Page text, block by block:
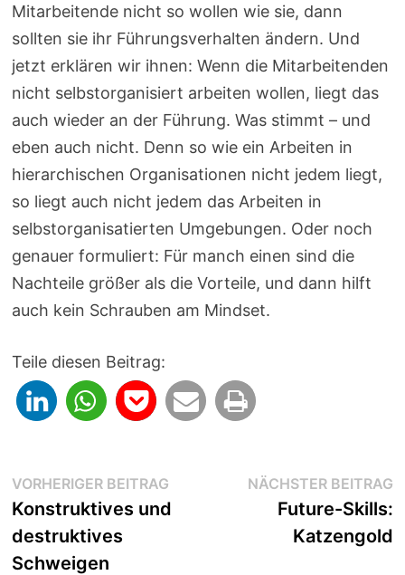
Mitarbeitende nicht so wollen wie sie, dann
sollten sie ihr Führungsverhalten ändern. Und
jetzt erklären wir ihnen: Wenn die Mitarbeitenden
nicht selbstorganisiert arbeiten wollen, liegt das
auch wieder an der Führung. Was stimmt – und
eben auch nicht. Denn so wie ein Arbeiten in
hierarchischen Organisationen nicht jedem liegt,
so liegt auch nicht jedem das Arbeiten in
selbstorganisatierten Umgebungen. Oder noch
genauer formuliert: Für manch einen sind die
Nachteile größer als die Vorteile, und dann hilft
auch kein Schrauben am Mindset.
Teile diesen Beitrag:
Beitragsnavigation
VORHERIGER BEITRAG Vorheriger
Beitrag:
Konstruktives und
destruktives
Schweigen
NÄCHSTER BEITRAG
Future-Skills:
Katzengold